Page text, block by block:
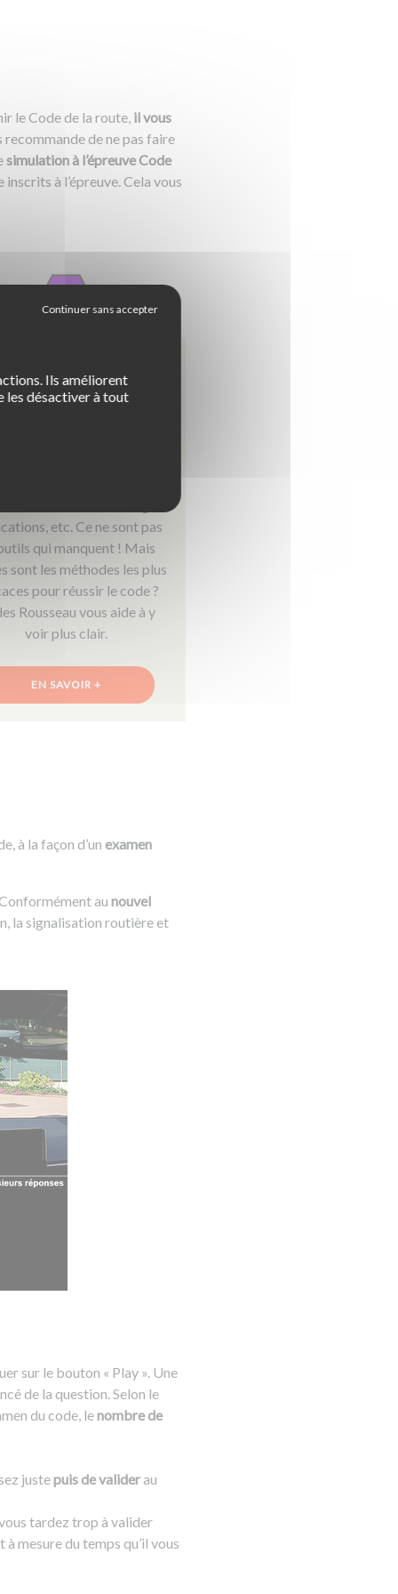
le Code de la route, il vous
recommande de ne pas faire
simulation à l’épreuve Code
inscrits à l’épreuve. Cela vous
etc. Ce ne sont pas
qui manquent ! Mais
sont les méthodes les plus
pour réussir le code ?
Rousseau vous aide à y
voir plus clair.
EN SAVOIR +
à la façon d’un examen
au nouvel
la signalisation routière et
sur le bouton « Play ». Une
de la question. Selon le
du code, lenombre de
justepuis de validerau
tardez trop à valider
mesure du temps qu’il vous
Ils améliorent
les désactiver à tout